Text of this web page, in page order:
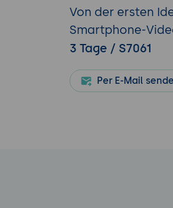
Von der ersten
Smartphone-
3 Tage / S7061
Per E-Mail